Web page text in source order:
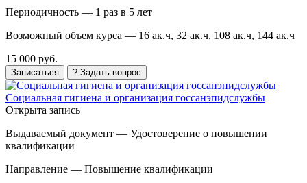
Периодичность — 1 раз в 5 лет
Возможный объем курса — 16 ак.ч, 32 ак.ч, 108 ак.ч, 144 ак.ч
15 000 руб.
Записаться ? Задать вопрос
Социальная гигиена и организация госсанэпидслужбы
Открыта запись
Выдаваемый документ — Удостоверение о повышении
квалификации
Направление — Повышение квалификации